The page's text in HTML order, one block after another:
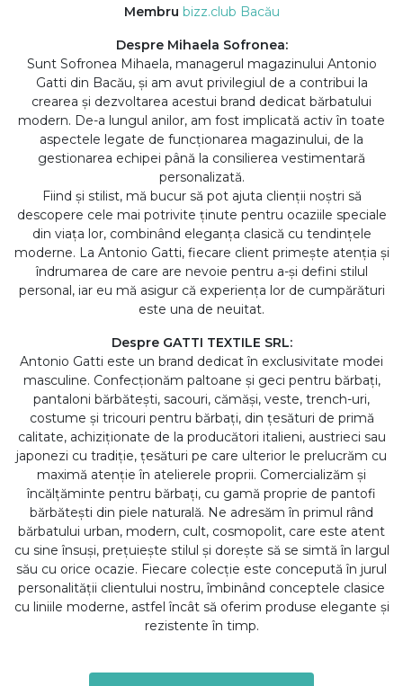
Membru bizz.club Bacău
Despre Mihaela Sofronea:
Sunt Sofronea Mihaela, managerul magazinului Antonio
Gatti din Bacău, și am avut privilegiul de a contribui la
crearea și dezvoltarea acestui brand dedicat bărbatului
modern. De-a lungul anilor, am fost implicată activ în toate
aspectele legate de funcționarea magazinului, de la
gestionarea echipei până la consilierea vestimentară
personalizată.
Fiind și stilist, mă bucur să pot ajuta clienții noștri să
descopere cele mai potrivite ținute pentru ocaziile speciale
din viața lor, combinând eleganța clasică cu tendințele
moderne. La Antonio Gatti, fiecare client primește atenția și
îndrumarea de care are nevoie pentru a-și defini stilul
personal, iar eu mă asigur că experiența lor de cumpărături
este una de neuitat.
Despre GATTI TEXTILE SRL:
Antonio Gatti este un brand dedicat în exclusivitate modei
masculine. Confecţionăm paltoane și geci pentru bărbați,
pantaloni bărbătești, sacouri, cămăși, veste, trench-uri,
costume și tricouri pentru bărbați, din ţesături de primă
calitate, achiziţionate de la producători italieni, austrieci sau
japonezi cu tradiţie, ţesături pe care ulterior le prelucrăm cu
maximă atenţie în atelierele proprii. Comercializăm și
încălțăminte pentru bărbați, cu gamă proprie de pantofi
bărbătești din piele naturală. Ne adresăm în primul rând
bărbatului urban, modern, cult, cosmopolit, care este atent
cu sine însuşi, preţuieşte stilul şi doreşte să se simtă în largul
său cu orice ocazie. Fiecare colecţie este concepută în jurul
personalităţii clientului nostru, îmbinând conceptele clasice
cu liniile moderne, astfel încât să oferim produse elegante şi
rezistente în timp.